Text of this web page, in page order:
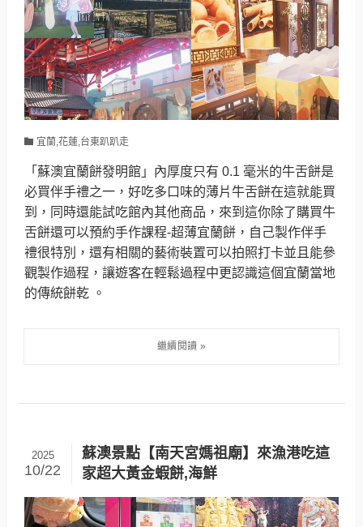
宜蘭,花蓮,台東趴趴走
「蘇澳宜蘭餅發明館」內厚度只有 0.1 毫米的牛舌餅是
必買伴手禮之一，好吃多口味的薄片牛舌餅在這就能買
到，同時還能試吃館內其他商品，來到這你除了購買牛
舌餅還可以預約手作課程-超薄宜蘭餅，自己製作伴手
禮很特別，還有相關的藝術裝置可以拍照打卡並且能參
觀製作過程，讓遊客在輕鬆過程中更認識這個宜蘭當地
的傳統餅乾 。
蘇澳景點【南天宮媽祖廟】來漁港吃這
家超大黃金蝦餅,海鮮
2025
10/22